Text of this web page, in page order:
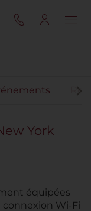
York
équipées
connexion Wi-Fi